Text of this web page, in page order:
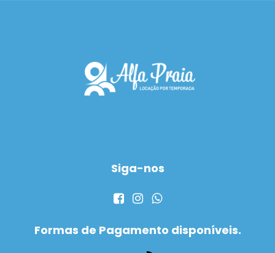
Siga-nos
Formas de Pagamento disponíveis.